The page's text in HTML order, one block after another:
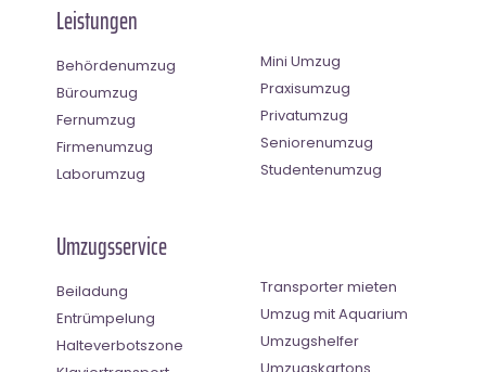
Leistungen
Behördenumzug
Büroumzug
Fernumzug
Firmenumzug
Laborumzug
Mini Umzug
Praxisumzug
Privatumzug
Seniorenumzug
Studentenumzug
Umzugsservice
Beiladung
Entrümpelung
Halteverbotszone
Transporter mieten
Umzug mit Aquarium
Umzugshelfer
Umzugskartons